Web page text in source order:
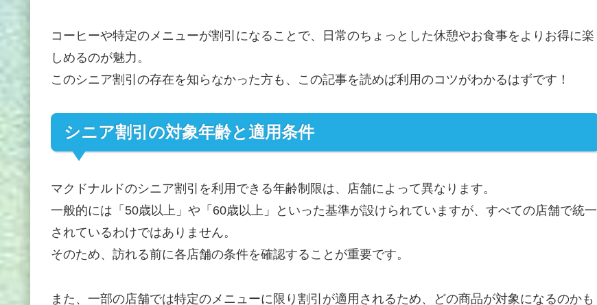
コーヒーや特定のメニューが割引になることで、日常のちょっとした休憩やお食事をよりお得に楽
しめるのが魅力。
このシニア割引の存在を知らなかった方も、この記事を読めば利用のコツがわかるはずです！
シニア割引の対象年齢と適用条件
マクドナルドのシニア割引を利用できる年齢制限は、店舗によって異なります。
一般的には「50歳以上」や「60歳以上」といった基準が設けられていますが、すべての店舗で統一
されているわけではありません。
そのため、訪れる前に各店舗の条件を確認することが重要です。
また、一部の店舗では特定のメニューに限り割引が適用されるため、どの商品が対象になるのかも